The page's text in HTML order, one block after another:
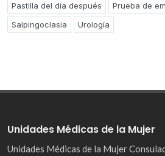
Pastilla del día después
Prueba de
Salpingoclasia
Urología
Unidades Médicas de la Mujer
Unidades Médicas de la Mujer